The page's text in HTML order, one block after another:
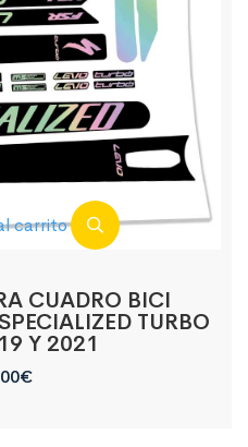
carrito
CUADRO BICI
TURBO
Y 2021
€